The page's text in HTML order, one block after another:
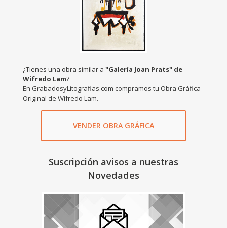
¿Tienes una obra similar a "Galería Joan Prats" de
Wifredo Lam?
En GrabadosyLitografias.com compramos tu Obra Gráfica
Original de Wifredo Lam.
VENDER OBRA GRÁFICA
Suscripción avisos a nuestras
Novedades